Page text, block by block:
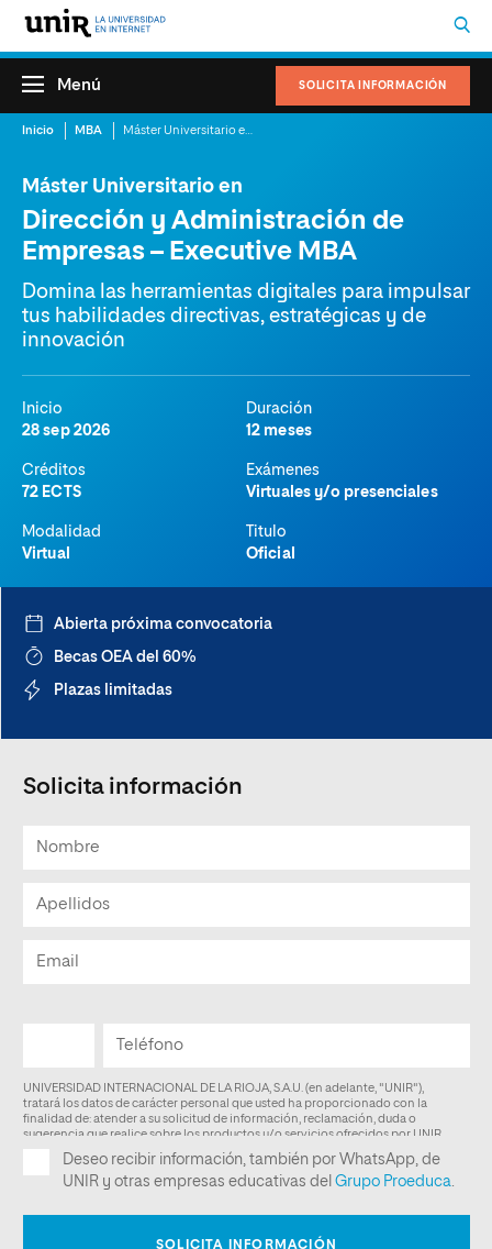
SOLICITA INFORMACIÓN
Menú
Inicio MBA
Máster Universitario en
Dirección y Administración de
Empresas – Executive MBA
Domina las herramientas digitales para impulsar
tus habilidades directivas, estratégicas y de
innovación
Inicio
28 sep 2026
Duración
12 meses
Créditos
72 ECTS
Exámenes
Virtuales y/o presenciales
Modalidad
Virtual
Titulo
Oficial
Abierta próxima convocatoria
Becas OEA del 60%
Plazas limitadas
Solicita información